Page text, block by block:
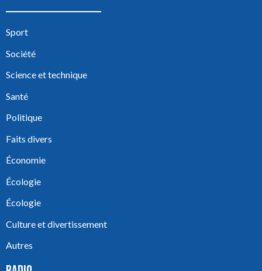
Sport
Société
Science et technique
Santé
Politique
Faits divers
Économie
Écologie
Écologie
Culture et divertissement
Autres